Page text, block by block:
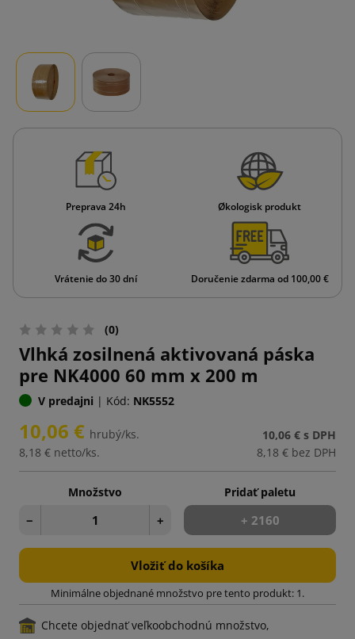
Preprava 24h Økologisk produkt
Vrátenie do 30 dní Doručenie zdarma od 100,00 €
(0)
Vlhká zosilnená aktivovaná páska
pre NK4000 60 mm x 200 m
V predajni | Kód: NK5552
10,06 € hrubý/ks.
8,18 € netto/ks.
10,06 € s DPH
8,18 € bez DPH
Množstvo
− +
Pridať paletu
+ 2160
Vložiť do košíka
Minimálne objednané množstvo pre tento produkt: 1.
Chcete objednať veľkoobchodnú množstvo,